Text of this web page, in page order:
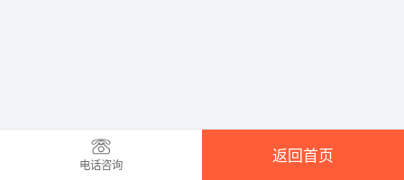
电话咨询
返回首页